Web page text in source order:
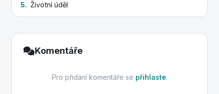
5. Životní úděl
Komentáře
Pro přidání komentáře se přihlaste.